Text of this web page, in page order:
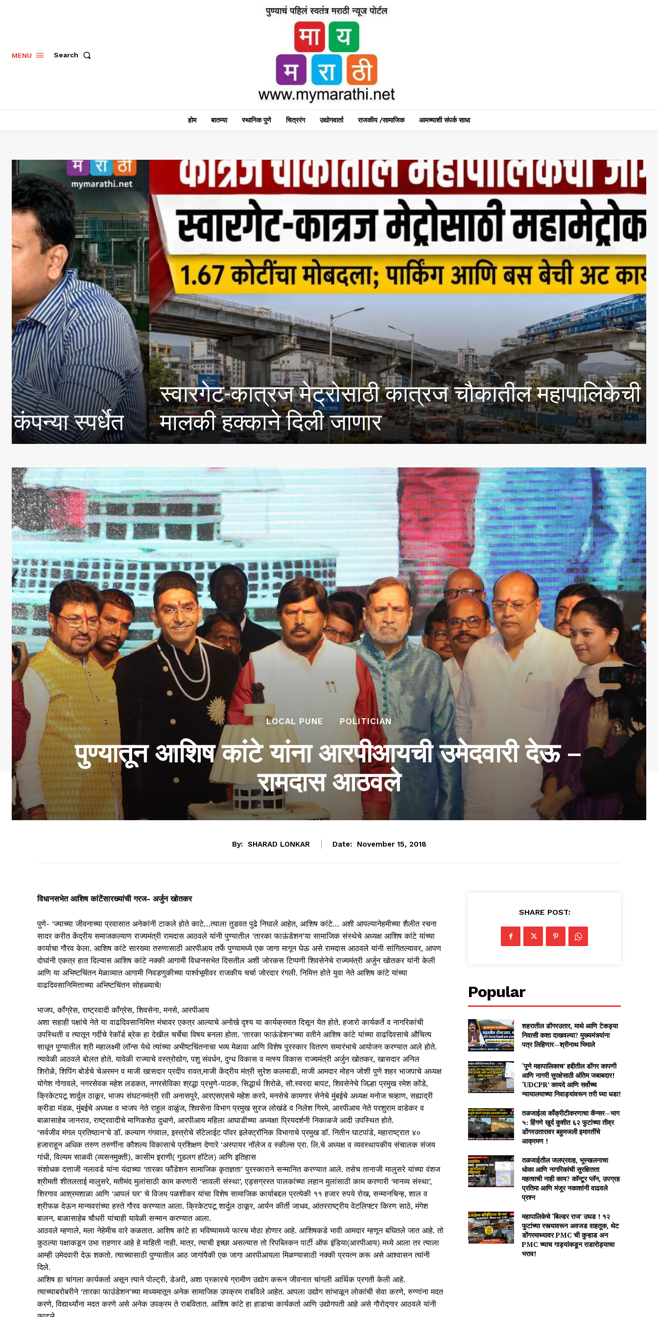
MENU Search
होम बातम्या स्थानिक पुणे चित्ररंग उद्योगवार्ता राजकीय /सामाजिक आमच्याशी संपर्क साधा
मेट्रोला
‘एमआयटी एडीटी’ विद्यापीठाचा मंगळवारी ११वा वर्धापन दिन
LOCAL PUNE POLITICIAN
पुण्यातून आशिष कांटे यांना आरपीआयची उमेदवारी देऊ –
रामदास आठवले
By: SHARAD LONKAR Date: November 15, 2018
विधानसभेत आशिष कांटेंसारख्यांची गरज- अर्जुन खोतकर
पुणे- ‘ज्याच्या जीवनाच्या प्रवासात अनेकांनी टाकले होते काटे…त्याला तुडवत पुढे निघाले आहेत, आशिष कांटे… अशी आपल्यानेहमीच्या शैलीत रचना
सादर करीत केंद्रीय समाजकल्याण राज्यमंत्री रामदास आठवले यांनी पुण्यातील ‘तारका फाऊंडेशन’या सामाजिक संस्थेचे अध्यक्ष आशिष कांटे यांच्या
कार्याचा गौरव केला. आशिष कांटे सारख्या तरुणासाठी आरपीआय तर्फे पुण्यामध्ये एक जागा मागून घेऊ असे रामदास आठवले यांनी सांगितल्यावर, आपण
दोघांनी एकत्र हात दिल्यास आशिष कांटे नक्की आगामी विधानसभेत दिसतील अशी जोरकस टिप्पणी शिवसेनेचे राज्यमंत्री अर्जुन खोतकर यांनी केली
आणि या अभिष्टचिंतन मेळाव्यात आगामी निवडणुकीच्या पार्श्वभूमीवर राजकीय चर्चा जोरदार रंगली. निमित्त होते युवा नेते आशिष कांटे यांच्या
वाढदिवसानिमित्ताच्या अभिष्टचिंतन सोहळ्याचे!
भाजप, कॉंग्रेस, राष्ट्रवादी कॉंग्रेस, शिवसेना, मनसे, आरपीआय
अशा सहाही पक्षांचे नेते या वाढदिवसानिमित्त मंचावर एकत्र आल्याचे अनोखे दृश्य या कार्यक्रमात दिसून येत होते. हजारो कार्यकर्ते व नागरिकांची
उपस्थिती व त्यातून गर्दीचे रेकॉर्ड ब्रेक हा देखील चर्चेचा विषय बनला होता. ‘तारका फाऊंडेशन’च्या वतीने आशिष कांटे यांच्या वाढदिवसाचे औचित्य
साधून पुण्यातील श्री महालक्ष्मी लॉन्स येथे त्यांच्या अभीष्टचिंतनाचा भव्य मेळावा आणि विशेष पुरस्कार वितरण समारंभाचे आयोजन करण्यात आले होते.
त्यावेळी आठवले बोलत होते. यावेळी राज्याचे वस्त्रोद्योग, पशु संवर्धन, दुग्ध विकास व मत्स्य विकास राज्यमंत्री अर्जुन खोतकर, खासदार अनिल
शिरोळे, शिपिंग बोर्डचे चेअरमन व माजी खासदार प्रदीप रावत,माजी केंद्रीय मंत्री सुरेश कलमाडी, माजी आमदार मोहन जोशी पुणे शहर भाजपाचे अध्यक्ष
योगेश गोगावले, नगरसेवक महेश लडकत, नगरसेविका श्रद्धा प्रभुणे-पाठक, सिद्धार्थ शिरोळे, सौ.स्वरदा बापट, शिवसेनेचे जिल्हा प्रमुख रमेश कोंडे,
क्रिकेटपटू शार्दुल ठाकूर, भाजप संघटनमंत्री रवी अनासपुरे, आरएसएसचे महेश करपे, मनसेचे कामगार सेनेचे मुंबईचे अध्यक्ष मनोज चव्हाण, सह्याद्री
क्रीडा मंडळ, मुंबईचे अध्यक्ष व भाजप नेते राहुल वाळुंज, शिवसेना विभाग प्रमुख सुरज लोखंडे व निलेश गिरमे, आरपीआय नेते परशुराम वाडेकर व
बाळासाहेब जानराव, राष्ट्रवादीचे माणिकशेठ दुधाणे, आरपीआय महिला आघाडीच्या अध्यक्षा प्रियदर्शनी निकाळजे आदी उपस्थित होते.
‘सर्वजीव मंगल प्रतिष्ठान’चे डॉ. कल्याण गंगवाल, इस्त्रोचे सॅटेलाईट पॉवर इलेक्ट्रॉनिक विभागाचे प्रमुख डॉ. नितीन घाटपांडे, महाराष्ट्रात ४०
हजाराहून अधिक तरुण तरुणींना कौशल्य विकासाचे प्रशिक्षण देणारे ‘अस्पायर नॉलेज व स्कील्स प्रा. लि.चे अध्यक्ष व व्यवस्थापकीय संचालक संजय
गांधी, विल्यम साळवी (व्यसनमुक्ती), कासीम इराणी( गुडलग हॉटेल) आणि इतिहास
संशोधक दत्ताजी नलावडे यांना यंदाच्या ‘तारका फौंडेशन सामाजिक कृतज्ञता’ पुरस्काराने सन्मानित करण्यात आले. तसेच तानाजी मालुसरे यांच्या वंशज
श्रीमती शीतलताई मालुसरे, मतीमंद मुलांसाठी काम करणारी ‘सावली संस्था’, एड्सग्रस्त पालकांच्या लहान मुलांसाठी काम करणारी ‘मानव्य संस्था’,
शिरगाव आश्रमशाळा आणि ‘आपलं घर’ चे विजय पळशीकर यांचा विशेष सामाजिक कार्याबद्दल प्रत्येकी ११ हजार रुपये रोख, सन्मानचिन्ह, शाल व
श्रीफळ देऊन मान्यवरांच्या हस्ते गौरव करण्यात आला. क्रिकेटपटू शार्दुल ठाकूर, आर्यन कीर्ती जाधव, आंतरराष्ट्रीय वेटलिफ्टर किरण साठे, मंगेश
बालन, बाळासाहेब चौधरी यांचाही यावेळी सन्मान करण्यात आला.
आठवले म्हणाले, मला नेहेमीच वारे कळतात. आशिष कांटे हा भविष्यामध्ये फारच मोठा होणार आहे. आशिषकडे भावी आमदार म्हणून बघितले जात आहे. तो
कुठल्या पक्षाकडून उभा राहणार आहे हे माहिती नाही. मात्र, त्याची इच्छा असल्यास तो रिपब्लिकन पार्टी ऑफ इंडिया(आरपीआय) मध्ये आला तर त्याला
आम्ही उमेदवारी देऊ शकतो. त्याच्यासाठी पुण्यातील आठ जागांपैकी एक जागा आरपीआयला मिळण्यासाठी नक्की प्रयत्न करू असे आश्वासन त्यांनी
दिले.
आशिष हा चांगला कार्यकर्ता असून त्याने पोल्ट्री, डेअरी, अशा प्रकारचे ग्रामीण उद्योग करून जीवनात चांगली आर्थिक प्रगती केली आहे.
त्याच्याबरोबरीने ‘तारका फाउंडेशन’च्या माध्यमातून अनेक सामाजिक उपक्रम राबविले आहेत. आपला उद्योग सांभाळून लोकांची सेवा करणे, रुग्णांना मदत
करणे, विद्यार्थ्यांना मदत करणे असे अनेक उपक्रम ते राबवितात. आशिष कांटे हा हाडाचा कार्यकर्ता आणि उद्योगपती आहे असे गौरोद्गार आठवले यांनी
SHARE POST:
Popular
शहरातील डोंगरउतार, माथे आणि टेकड्या
निवासी कशा दाखवल्या? मुख्यमंत्र्यांना
पत्र लिहिणार—श्रीनाथ भिमाले
‘पुणे महापालिकाच’ हद्दीतील डोंगर कापणी
आणि नागरी सुरक्षेसाठी अंतिम जबाबदार!
‘UDCPR’ कायदे आणि सर्वोच्च
न्यायालयाच्या निवाड्यांवरून तरी घ्या धडा!
तळजाईला काँक्रीटीकरणाचा कॅन्सर—भाग
५: हिंगणे खुर्द कुशीत ६२ फुटांच्या तीव्र
डोंगरउतारावर बहुमजली इमारतींचे
आक्रमण !
तळजाईतील जलप्रवाह, भूस्खलनाचा
धोका आणि नागरिकांची सुरक्षितता
महत्वाची नाही काय? कॉन्टूर प्लॅन, उपग्रह
प्रतिमा आणि मंजूर नकाशांनी वाढवले
प्रश्न
महापालिकेचे ‘बिल्डर राज’ उघड ! १२
फुटांच्या रस्त्यावरून अवजड वाहतूक, थेट
डोंगरमाथ्यावर PMC ची कुऱ्हाड अन
PMC च्याच गाड्यांकडून राडारोड्याचा
भराव!